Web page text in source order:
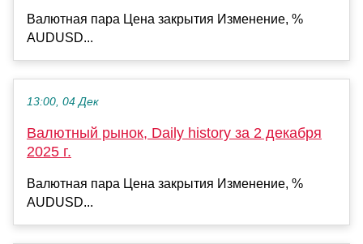
Валютная пара Цена закрытия Изменение, %
AUDUSD...
13:00, 04 Дек
Валютный рынок, Daily history за 2 декабря
2025 г.
Валютная пара Цена закрытия Изменение, %
AUDUSD...